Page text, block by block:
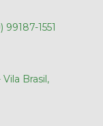
1551
Brasil,